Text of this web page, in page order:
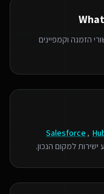
הזמנה וקמפיינים
Salesforce ,
למקום הנכון.